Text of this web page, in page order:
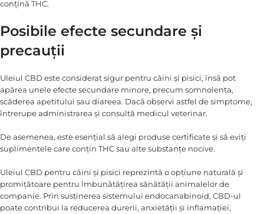
conțină THC.
Posibile efecte secundare și
precauții
Uleiul CBD este considerat sigur pentru câini și pisici, însă pot
apărea unele efecte secundare minore, precum somnolența,
scăderea apetitului sau diareea. Dacă observi astfel de simptome,
întrerupe administrarea și consultă medicul veterinar.
De asemenea, este esențial să alegi produse certificate și să eviți
suplimentele care conțin THC sau alte substanțe nocive.
Uleiul CBD pentru câini și pisici reprezintă o opțiune naturală și
promițătoare pentru îmbunătățirea sănătății animalelor de
companie. Prin susținerea sistemului endocanabinoid, CBD-ul
poate contribui la reducerea durerii, anxietății și inflamației,